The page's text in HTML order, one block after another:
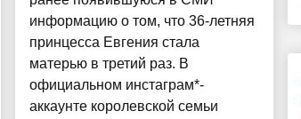
информацию о том, что 36-летняя
принцесса Евгения стала
матерью в третий раз. В
официальном инстаграм*-
аккаунте королевской семьи